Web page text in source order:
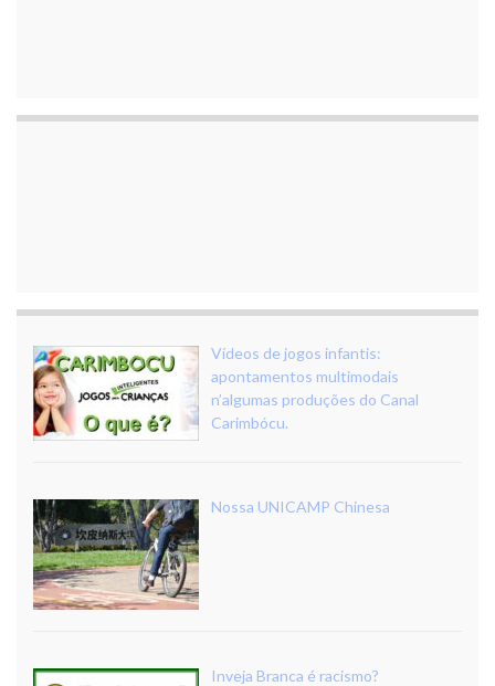
Vídeos de jogos infantis:
apontamentos multimodais
n’algumas produções do Canal
Carimbócu.
Nossa UNICAMP Chinesa
Inveja Branca é racismo?